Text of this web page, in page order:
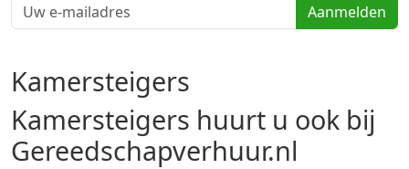
Aanmelden
Kamersteigers
Kamersteigers huurt u ook bij
Gereedschapverhuur.nl